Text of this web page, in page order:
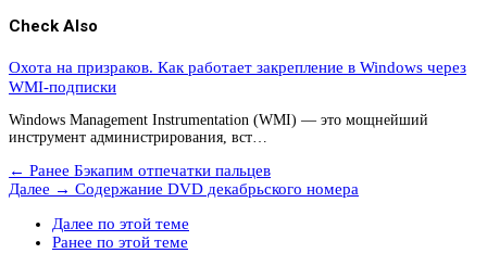
Check Also
Охота на призраков. Как работает закрепление в Windows через
WMI-подписки
Windows Management Instrumentation (WMI) — это мощнейший
инструмент администрирования, вст…
← Ранее Бэкапим отпечатки пальцев
Далее → Содержание DVD декабрьского номера
Далее по этой теме
Ранее по этой теме